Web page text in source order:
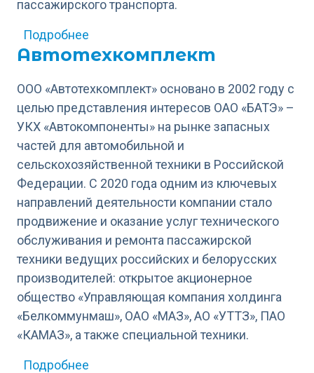
пассажирского транспорта.
Подробнее
Автотехкомплект
ООО «Автотехкомплект» основано в 2002 году с
целью представления интересов ОАО «БАТЭ» –
УКХ «Автокомпоненты» на рынке запасных
частей для автомобильной и
сельскохозяйственной техники в Российской
Федерации. С 2020 года одним из ключевых
направлений деятельности компании стало
продвижение и оказание услуг технического
обслуживания и ремонта пассажирской
техники ведущих российских и белорусских
производителей: открытое акционерное
общество «Управляющая компания холдинга
«Белкоммунмаш», ОАО «МАЗ», АО «УТТЗ», ПАО
«КАМАЗ», а также специальной техники.
Подробнее